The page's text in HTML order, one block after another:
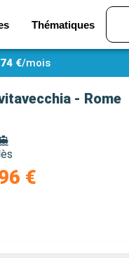
Thématiques
€/mois
- Rome
€